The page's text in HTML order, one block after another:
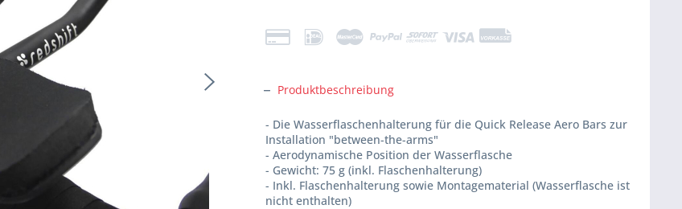
Produktbeschreibung
- Die Wasserflaschenhalterung für die Quick Release Aero Bars zur
Installation "between-the-arms"
- Aerodynamische Position der Wasserflasche
- Gewicht: 75 g (inkl. Flaschenhalterung)
- Inkl. Flaschenhalterung sowie Montagematerial (Wasserflasche ist
nicht enthalten)